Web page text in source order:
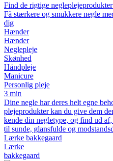
Find de rigtige
Få stærkere og smukkere negle
dig
Hænder
Hænder
Neglepleje
Skønhed
Håndpleje
Manicure
Personlig pleje
3 min
Dine negle har deres helt egne
plejeprodukter kan du give dem
kende din negletype, og find ud
til sunde, glansfulde og
Lærke bakkegaard
Lærke
bakkegaard